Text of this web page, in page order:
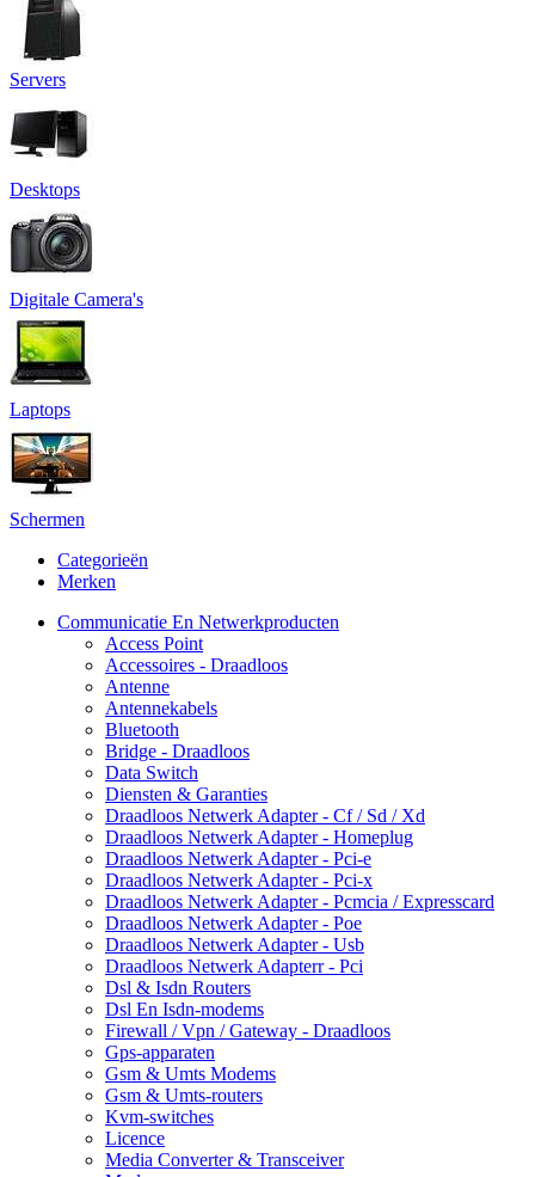
Servers
Desktops
Digitale Camera's
Laptops
Schermen
Categorieën
Merken
Communicatie En Netwerkproducten
Access Point
Accessoires - Draadloos
Antenne
Antennekabels
Bluetooth
Bridge - Draadloos
Data Switch
Diensten & Garanties
Draadloos Netwerk Adapter - Cf / Sd / Xd
Draadloos Netwerk Adapter - Homeplug
Draadloos Netwerk Adapter - Pci-e
Draadloos Netwerk Adapter - Pci-x
Draadloos Netwerk Adapter - Pcmcia / Expresscard
Draadloos Netwerk Adapter - Poe
Draadloos Netwerk Adapter - Usb
Draadloos Netwerk Adapterr - Pci
Dsl & Isdn Routers
Dsl En Isdn-modems
Firewall / Vpn / Gateway - Draadloos
Gps-apparaten
Gsm & Umts Modems
Gsm & Umts-routers
Kvm-switches
Licence
Media Converter & Transceiver